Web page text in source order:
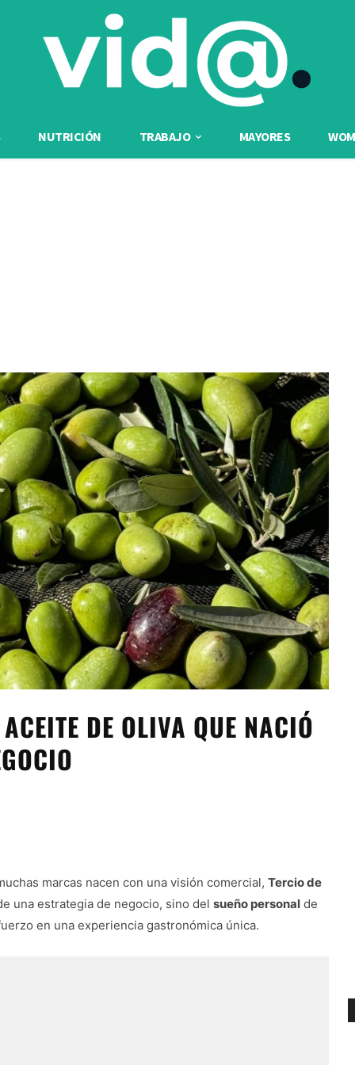
NUTRICIÓN TRABAJO MAYORES
DE OLIVA QUE NACIÓ
marcas nacen con una visión comercial, Tercio de
una estrategia de negocio, sino del sueño personal de
en una experiencia gastronómica única.